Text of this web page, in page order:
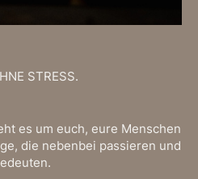
STRESS.
es um euch, eure Menschen
die nebenbei passieren und